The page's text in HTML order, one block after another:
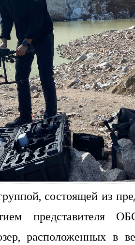
состоящей из
представителя
расположенных в